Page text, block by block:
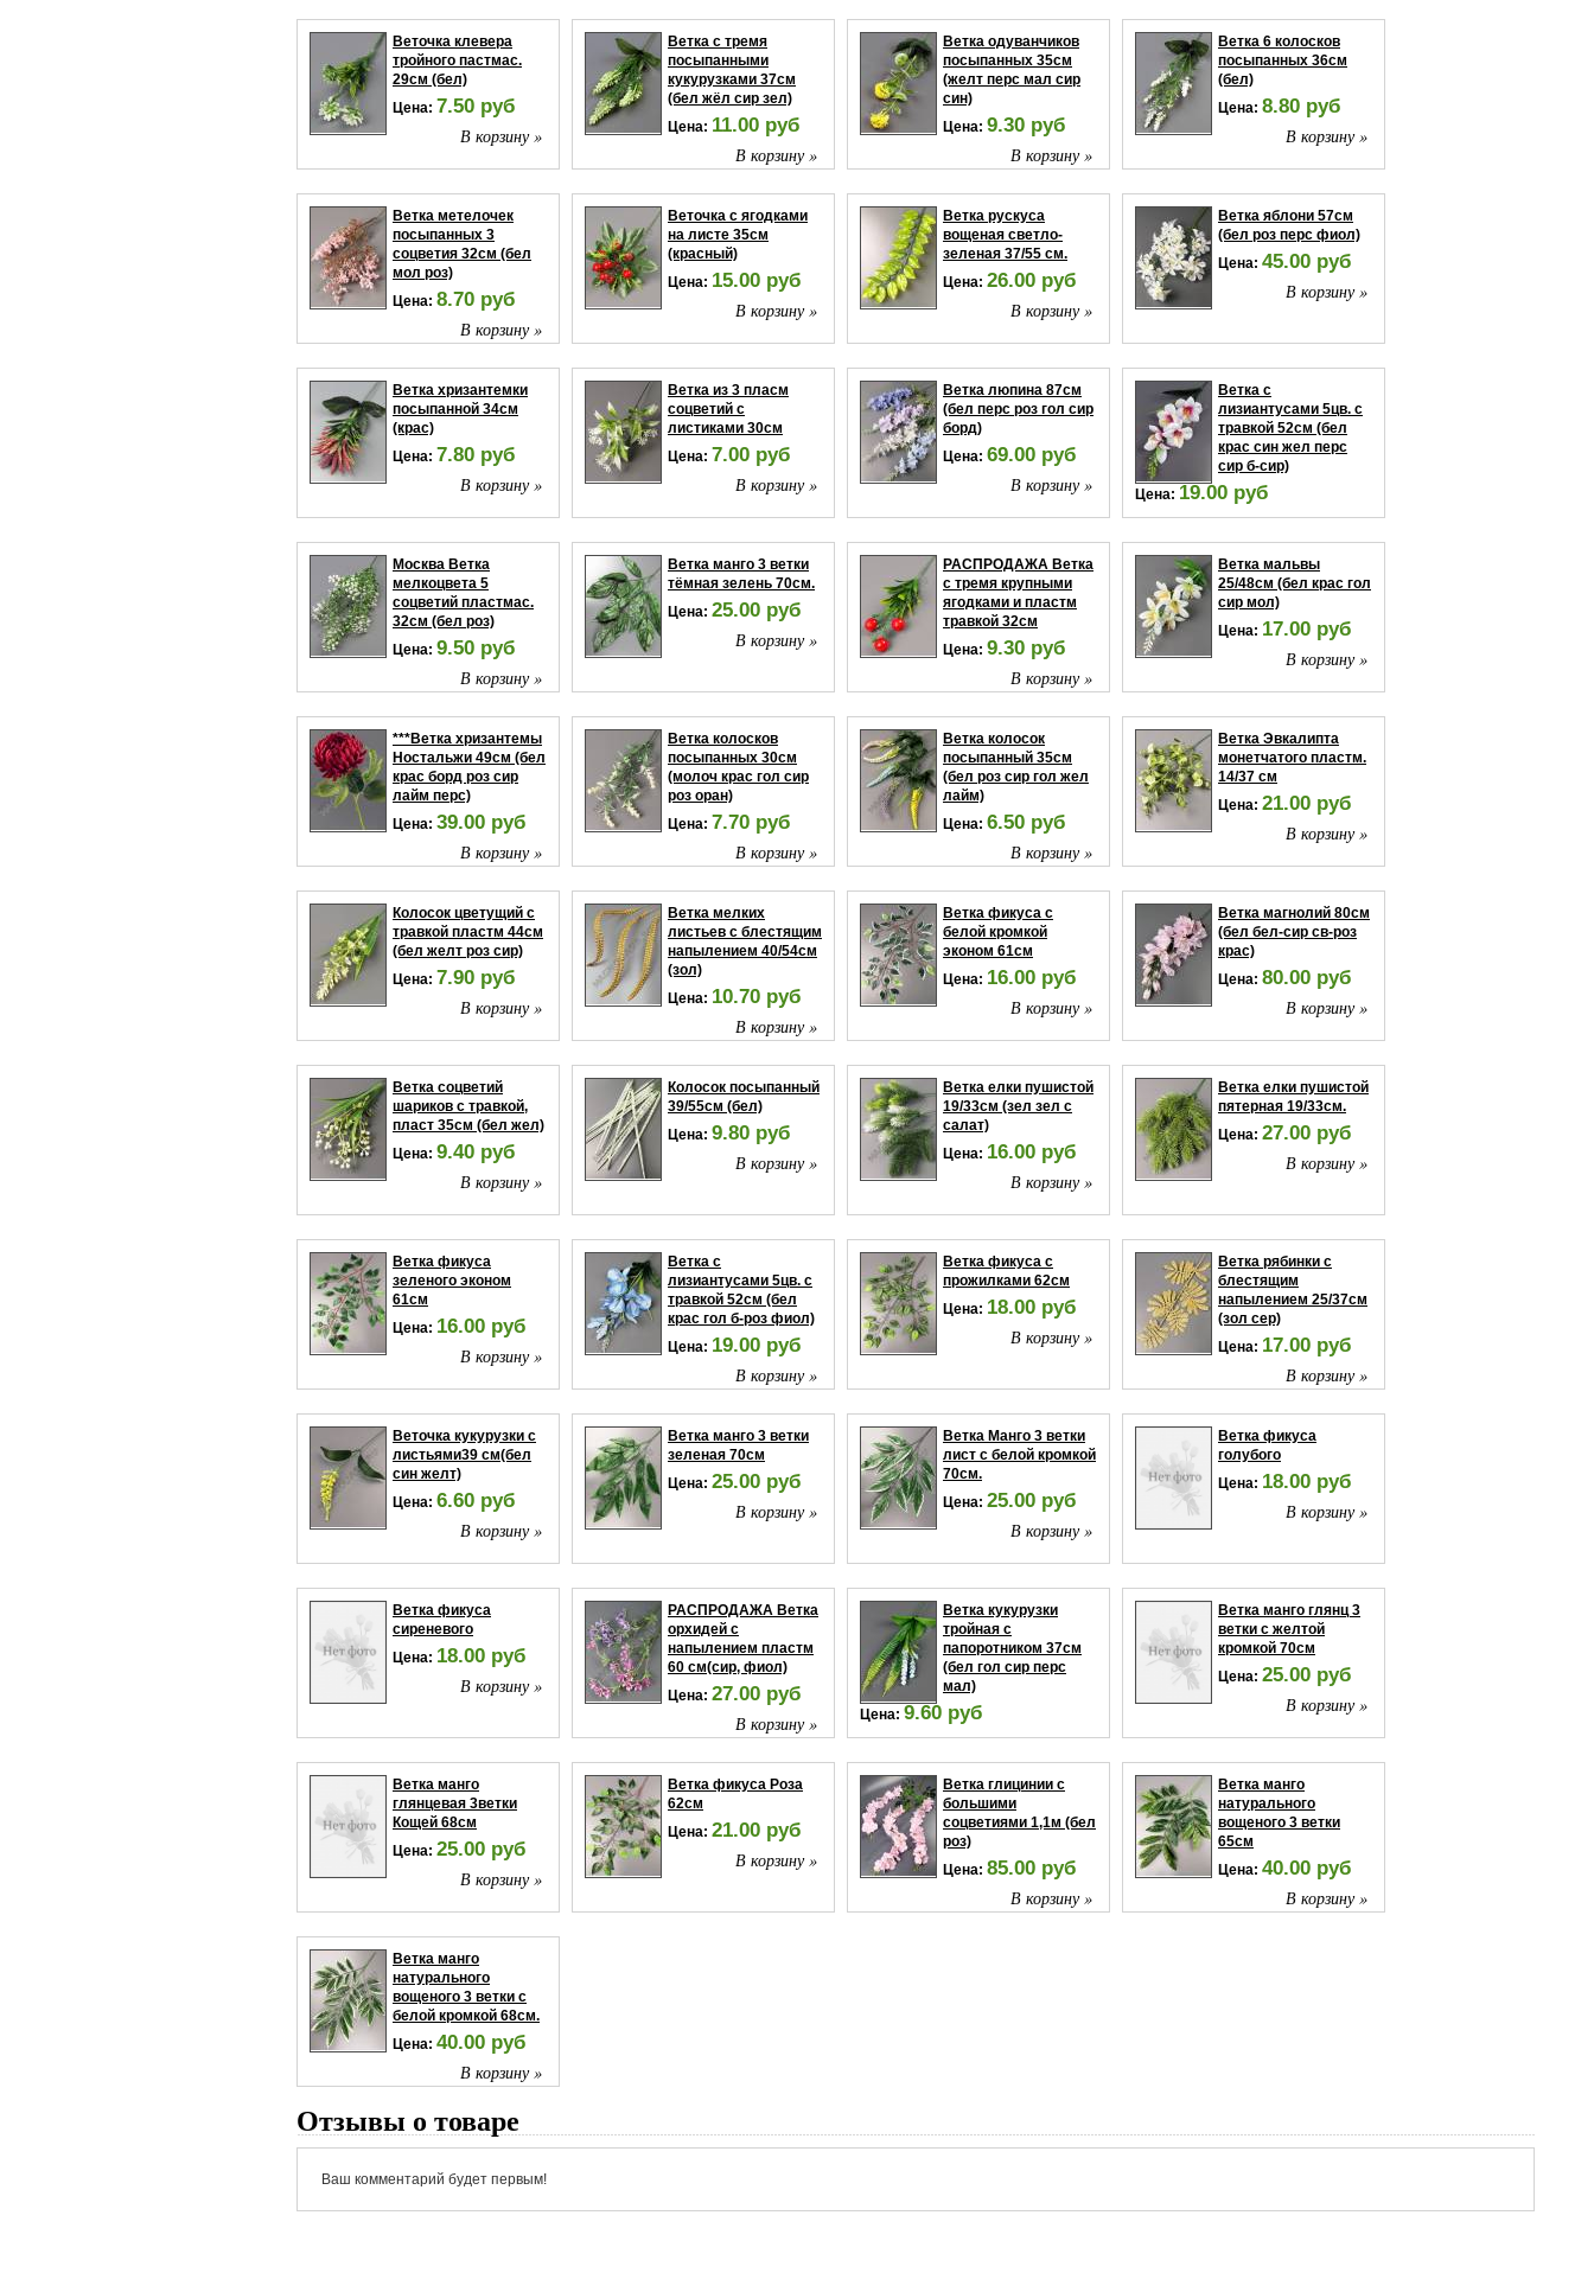
Веточка клевера
тройного пастмас.
29см (бел)
Цена: 7.50 руб
В корзину »
Ветка с тремя
посыпанными
кукурузками 37см
(бел жёл сир зел)
Цена: 11.00 руб
В корзину »
Ветка одуванчиков
посыпанных 35см
(желт перс мал сир
син)
Цена: 9.30 руб
В корзину »
Ветка 6 колосков
посыпанных 36см
(бел)
Цена: 8.80 руб
В корзину »
Ветка метелочек
посыпанных 3
соцветия 32см (бел
мол роз)
Цена: 8.70 руб
В корзину »
Веточка с ягодками
на листе 35см
(красный)
Цена: 15.00 руб
В корзину »
Ветка рускуса
вощеная светло-
зеленая 37/55 см.
Цена: 26.00 руб
В корзину »
Ветка яблони 57см
(бел роз перс фиол)
Цена: 45.00 руб
В корзину »
Ветка хризантемки
посыпанной 34см
(крас)
Цена: 7.80 руб
В корзину »
Ветка из 3 пласм
соцветий с
листиками 30см
Цена: 7.00 руб
В корзину »
Ветка люпина 87см
(бел перс роз гол сир
борд)
Цена: 69.00 руб
В корзину »
Ветка с
лизиантусами 5цв. с
травкой 52см (бел
крас син жел перс
сир б-сир)
Цена: 19.00 руб
В корзину »
Москва Ветка
мелкоцвета 5
соцветий пластмас.
32см (бел роз)
Цена: 9.50 руб
В корзину »
Ветка манго 3 ветки
тёмная зелень 70см.
Цена: 25.00 руб
В корзину »
РАСПРОДАЖА Ветка
с тремя крупными
ягодками и пластм
травкой 32см
Цена: 9.30 руб
В корзину »
Ветка мальвы
25/48см (бел крас гол
сир мол)
Цена: 17.00 руб
В корзину »
***Ветка хризантемы
Ностальжи 49см (бел
крас борд роз сир
лайм перс)
Цена: 39.00 руб
В корзину »
Ветка колосков
посыпанных 30см
(молоч крас гол сир
роз оран)
Цена: 7.70 руб
В корзину »
Ветка колосок
посыпанный 35см
(бел роз сир гол жел
лайм)
Цена: 6.50 руб
В корзину »
Ветка Эвкалипта
монетчатого пластм.
14/37 см
Цена: 21.00 руб
В корзину »
Колосок цветущий с
травкой пластм 44см
(бел желт роз сир)
Цена: 7.90 руб
В корзину »
Ветка мелких
листьев с блестящим
напылением 40/54см
(зол)
Цена: 10.70 руб
В корзину »
Ветка фикуса с
белой кромкой
эконом 61см
Цена: 16.00 руб
В корзину »
Ветка магнолий 80см
(бел бел-сир св-роз
крас)
Цена: 80.00 руб
В корзину »
Ветка соцветий
шариков с травкой,
пласт 35см (бел жел)
Цена: 9.40 руб
В корзину »
Колосок посыпанный
39/55см (бел)
Цена: 9.80 руб
В корзину »
Ветка елки пушистой
19/33см (зел зел с
салат)
Цена: 16.00 руб
В корзину »
Ветка елки пушистой
пятерная 19/33см.
Цена: 27.00 руб
В корзину »
Ветка фикуса
зеленого эконом
61см
Цена: 16.00 руб
В корзину »
Ветка с
лизиантусами 5цв. с
травкой 52см (бел
крас гол б-роз фиол)
Цена: 19.00 руб
В корзину »
Ветка фикуса с
прожилками 62см
Цена: 18.00 руб
В корзину »
Ветка рябинки с
блестящим
напылением 25/37см
(зол сер)
Цена: 17.00 руб
В корзину »
Веточка кукурузки с
листьями39 см(бел
син желт)
Цена: 6.60 руб
В корзину »
Ветка манго 3 ветки
зеленая 70см
Цена: 25.00 руб
В корзину »
Ветка Манго 3 ветки
лист с белой кромкой
70см.
Цена: 25.00 руб
В корзину »
Ветка фикуса
голубого
Цена: 18.00 руб
В корзину »
Ветка фикуса
сиреневого
Цена: 18.00 руб
В корзину »
РАСПРОДАЖА Ветка
орхидей с
напылением пластм
60 см(сир, фиол)
Цена: 27.00 руб
В корзину »
Ветка кукурузки
тройная с
папоротником 37см
(бел гол сир перс
мал)
Цена: 9.60 руб
В корзину »
Ветка манго глянц 3
ветки с желтой
кромкой 70см
Цена: 25.00 руб
В корзину »
Ветка манго
глянцевая 3ветки
Кощей 68см
Цена: 25.00 руб
В корзину »
Ветка фикуса Роза
62см
Цена: 21.00 руб
В корзину »
Ветка глицинии с
большими
соцветиями 1,1м (бел
роз)
Цена: 85.00 руб
В корзину »
Ветка манго
натурального
вощеного 3 ветки
65см
Цена: 40.00 руб
В корзину »
Ветка манго
натурального
вощеного 3 ветки с
белой кромкой 68см.
Цена: 40.00 руб
В корзину »
Отзывы о товаре
Ваш комментарий будет первым!